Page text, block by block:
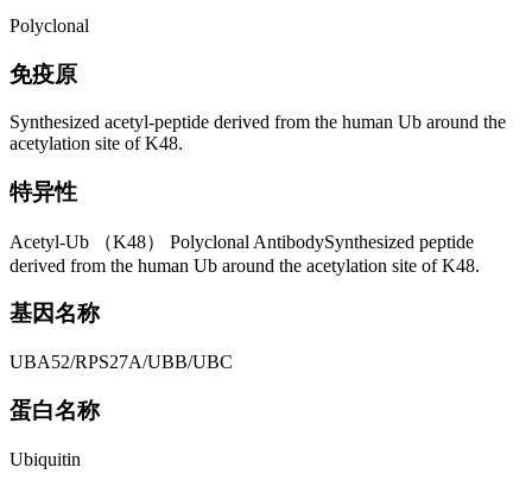
Polyclonal
免疫原
Synthesized acetyl-peptide derived from the human Ub around the
acetylation site of K48.
特异性
Acetyl-Ub （K48） Polyclonal AntibodySynthesized peptide
derived from the human Ub around the acetylation site of K48.
基因名称
UBA52/RPS27A/UBB/UBC
蛋白名称
Ubiquitin